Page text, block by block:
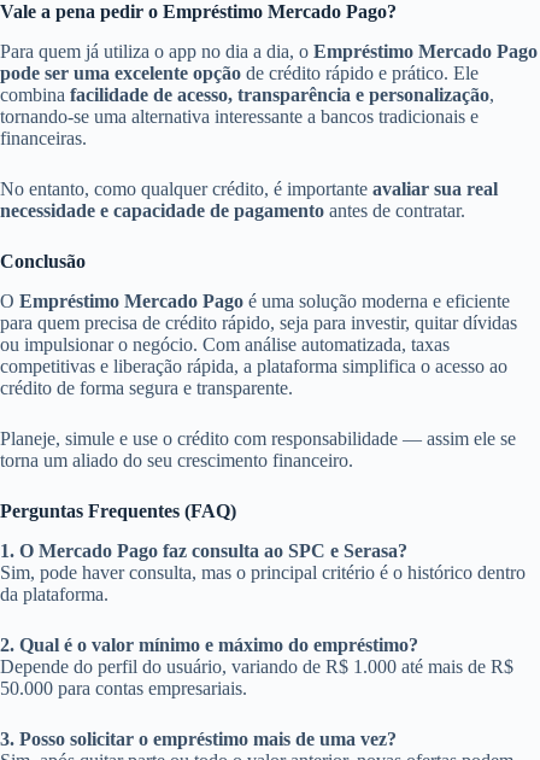
Vale a pena pedir o Empréstimo Mercado Pago?
Para quem já utiliza o app no dia a dia, o Empréstimo Mercado Pago
pode ser uma excelente opção de crédito rápido e prático. Ele
combina facilidade de acesso, transparência e personalização,
tornando-se uma alternativa interessante a bancos tradicionais e
financeiras.
No entanto, como qualquer crédito, é importante avaliar sua real
necessidade e capacidade de pagamento antes de contratar.
Conclusão
O Empréstimo Mercado Pago é uma solução moderna e eficiente
para quem precisa de crédito rápido, seja para investir, quitar dívidas
ou impulsionar o negócio. Com análise automatizada, taxas
competitivas e liberação rápida, a plataforma simplifica o acesso ao
crédito de forma segura e transparente.
Planeje, simule e use o crédito com responsabilidade — assim ele se
torna um aliado do seu crescimento financeiro.
Perguntas Frequentes (FAQ)
1. O Mercado Pago faz consulta ao SPC e Serasa?
Sim, pode haver consulta, mas o principal critério é o histórico dentro
da plataforma.
2. Qual é o valor mínimo e máximo do empréstimo?
Depende do perfil do usuário, variando de R$ 1.000 até mais de R$
50.000 para contas empresariais.
3. Posso solicitar o empréstimo mais de uma vez?